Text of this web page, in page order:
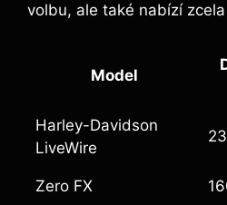
volbu, ale také nabízí
Model
Harley-Davidson
LiveWire
Zero FX